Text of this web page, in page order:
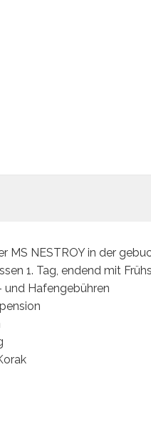
MS NESTROY in der
1. Tag, endend mit
und Hafengebühren